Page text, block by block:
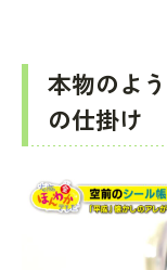
本物のよ
の仕掛け